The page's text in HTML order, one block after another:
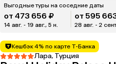
Выгодные туры на соседние даты
от 473 656 ₽
14 авг. - 19 авг., 5 н.
от 595
28 авг. - 2
Кешбэк 4% по карте Т-Банка
Лара, Турция